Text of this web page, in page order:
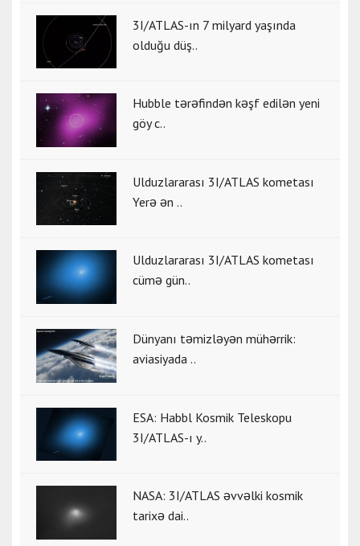
3I/ATLAS-ın 7 milyard yaşında
olduğu düş..
Hubble tərəfindən kəşf edilən yeni
göy c..
Ulduzlararası 3I/ATLAS kometası
Yerə ən ..
Ulduzlararası 3I/ATLAS kometası
cümə gün..
Dünyanı təmizləyən mühərrik:
aviasiyada ..
ESA: Habbl Kosmik Teleskopu
3I/ATLAS-ı y..
NASA: 3I/ATLAS əvvəlki kosmik
tarixə dai..